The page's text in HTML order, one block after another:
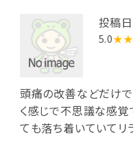
投稿
5.0
頭痛の改善などだけ
く感じで不思議な感覚
ても落ち着いていてリ